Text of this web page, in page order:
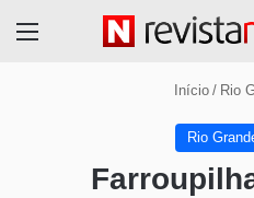
Início / Rio
Rio